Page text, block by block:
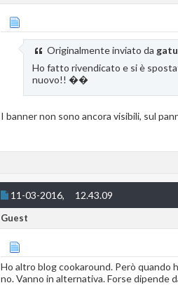
Originalmente inviato da
Ho fatto rivendicato e si è
nuovo!! ��
I banner non sono ancora visibili, sul
11-03-2016, 12.43.09
Guest
Ho altro blog cookaround. Però quando
no. Vanno in alternativa. Forse dipende